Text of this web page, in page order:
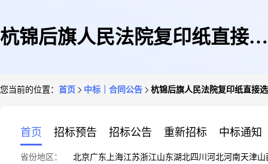
杭锦后旗人民法院复印纸直接选
您当前的位置： 首页 中标｜合同公告 杭锦后旗人民法院复印纸直接
首页 招标预告 招标公告 重新招标 中标通知
省份地区： 北京广东 上海江苏浙江山东湖北四川 河北河南天津山